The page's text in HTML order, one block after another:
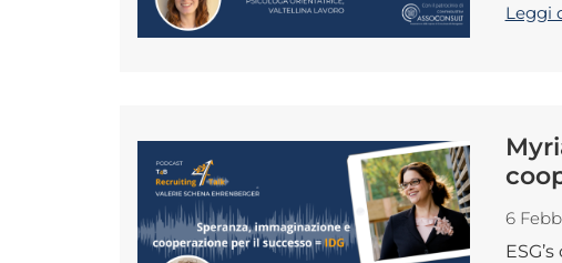
Leggi
6